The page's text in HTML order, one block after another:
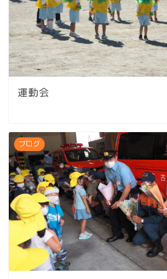
運動会
ブログ